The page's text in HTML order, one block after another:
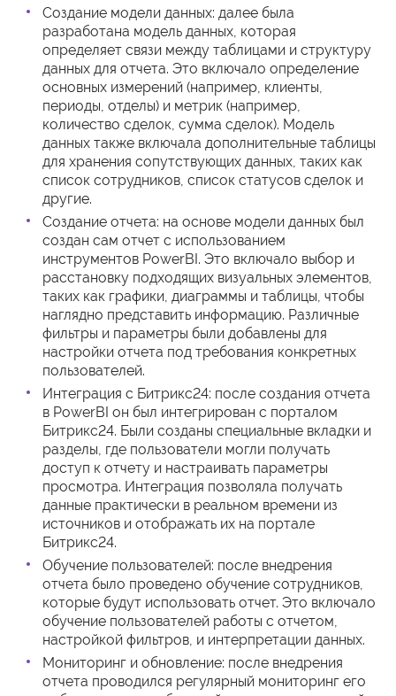
Создание модели данных: далее была
разработана модель данных, которая
определяет связи между таблицами и структуру
данных для отчета. Это включало определение
основных измерений (например, клиенты,
периоды, отделы) и метрик (например,
количество сделок, сумма сделок). Модель
данных также включала дополнительные таблицы
для хранения сопутствующих данных, таких как
список сотрудников, список статусов сделок и
другие.
Создание отчета: на основе модели данных был
создан сам отчет с использованием
инструментов PowerBI. Это включало выбор и
расстановку подходящих визуальных элементов,
таких как графики, диаграммы и таблицы, чтобы
наглядно представить информацию. Различные
фильтры и параметры были добавлены для
настройки отчета под требования конкретных
пользователей.
Интеграция с Битрикс24: после создания отчета
в PowerBI он был интегрирован с порталом
Битрикс24. Были созданы специальные вкладки и
разделы, где пользователи могли получать
доступ к отчету и настраивать параметры
просмотра. Интеграция позволяла получать
данные практически в реальном времени из
источников и отображать их на портале
Битрикс24.
Обучение пользователей: после внедрения
отчета было проведено обучение сотрудников,
которые будут использовать отчет. Это включало
обучение пользователей работы с отчетом,
настройкой фильтров, и интерпретации данных.
Мониторинг и обновление: после внедрения
отчета проводился регулярный мониторинг его